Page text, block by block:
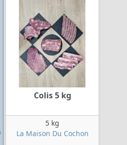
Colis 5 kg
5 kg
La Maison Du Cochon